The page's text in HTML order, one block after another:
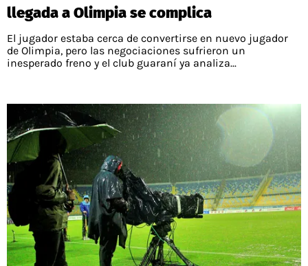
llegada a Olimpia se complica
El jugador estaba cerca de convertirse en nuevo jugador
de Olimpia, pero las negociaciones sufrieron un
inesperado freno y el club guaraní ya analiza...